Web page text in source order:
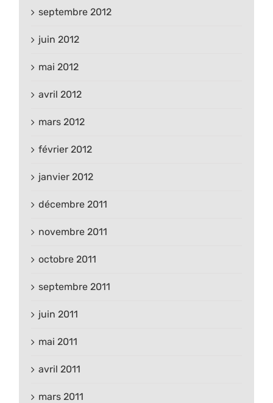
septembre 2012
juin 2012
mai 2012
avril 2012
mars 2012
février 2012
janvier 2012
décembre 2011
novembre 2011
octobre 2011
septembre 2011
juin 2011
mai 2011
avril 2011
mars 2011